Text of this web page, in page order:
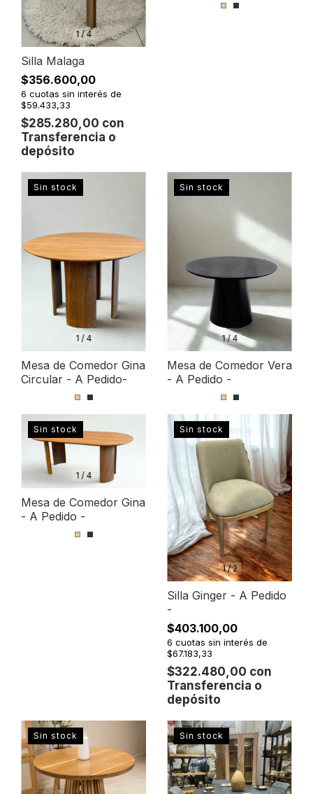
1/4
Silla Malaga
$356.600,00
$285.280,00 con
Transferencia o
depósito
6 cuotas sin interés de
$59.433,33
1 / 4
Sin stock
Mesa de Comedor Gina
Circular - A Pedido-
1/4
Sin stock
Mesa de Comedor Vera
- A Pedido -
1 /4
Sin stock
Mesa de Comedor Gina
- A Pedido -
1/2
Sin stock
Silla Ginger - A Pedido
-
$403.100,00
$322.480,00 con
Transferencia o
depósito
6 cuotas sin interés de
$67.183,33
Sin stock Sin stock